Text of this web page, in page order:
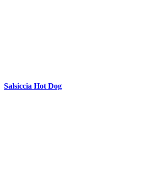
Salsiccia Hot Dog